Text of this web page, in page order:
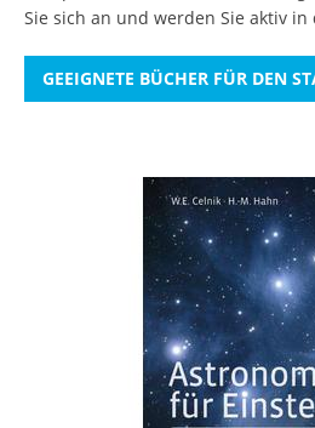
Sie sich an und werden Sie aktiv in
GEEIGNETE BÜCHER FÜR DEN